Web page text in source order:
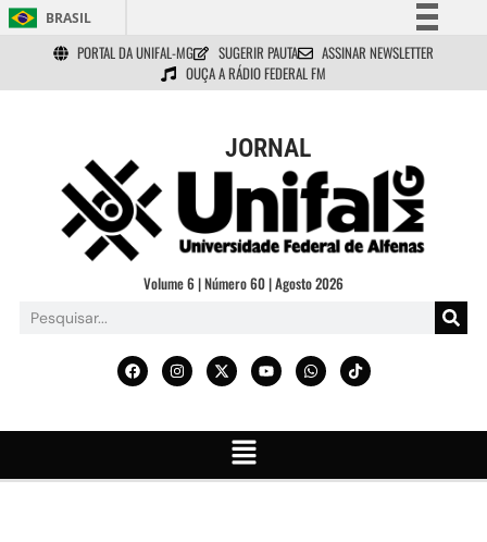
BRASIL
Simplifique!
Comunica BR
Acesso à informação
Legislação
Canais
PORTAL DA UNIFAL-MG SUGERIR PAUTA
ASSINAR NEWSLETTER
OUÇA A RÁDIO FEDERAL FM
JORNAL
Volume 6 | Número 60 | Agosto 2026